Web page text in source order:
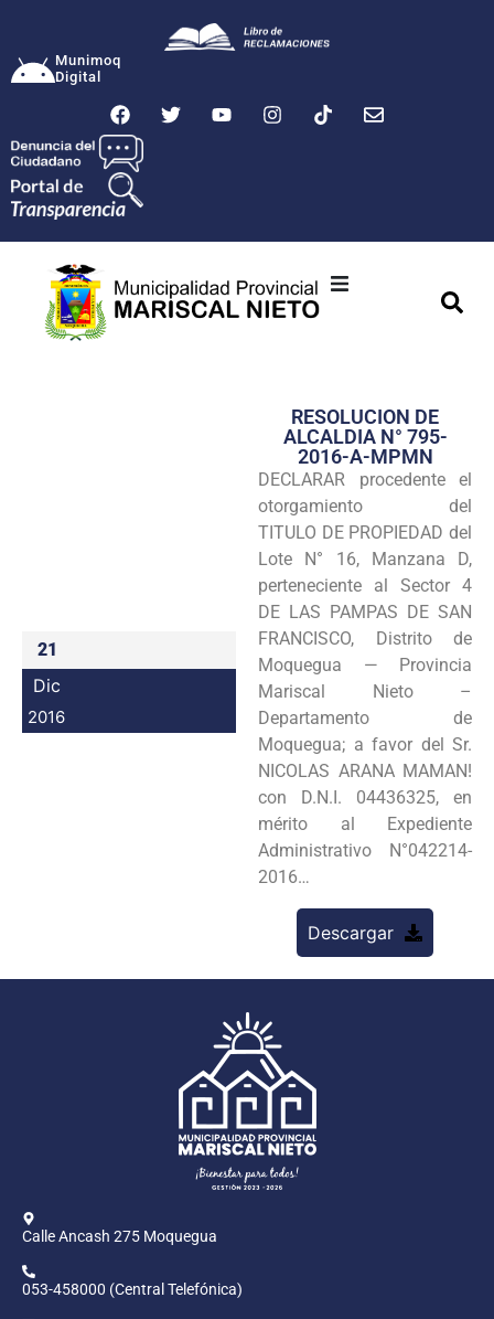
Munimoq
Digital
Transparencia
Seguridad
Programas
Intranet
21
Dic
2016
RESOLUCION DE
ALCALDIA N° 795-
2016-A-MPMN
DECLARAR procedente el
otorgamiento del
TITULO DE PROPIEDAD del
Lote N° 16, Manzana D,
perteneciente al Sector 4
DE LAS PAMPAS DE SAN
FRANCISCO, Distrito de
Moquegua — Provincia
Mariscal Nieto –
Departamento de
Moquegua; a favor del Sr.
NICOLAS ARANA MAMAN!
con D.N.I. 04436325, en
mérito al Expediente
Administrativo N°042214-
2016…
Descargar
Calle Ancash 275 Moquegua
053-458000 (Central Telefónica)